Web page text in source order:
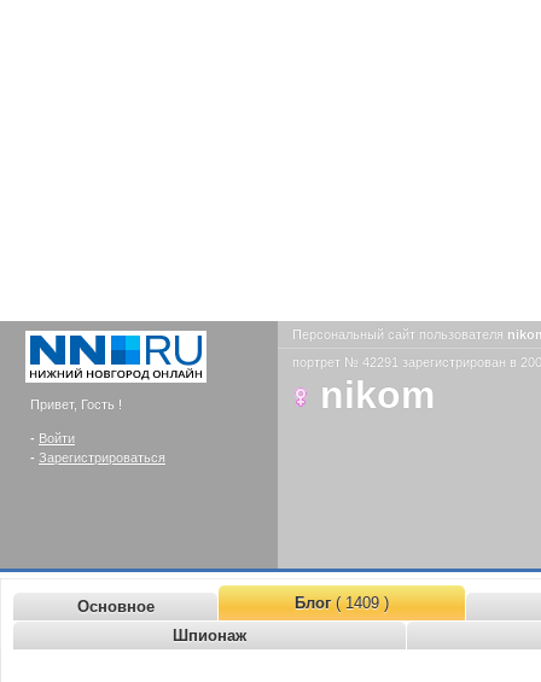
Привет, Гость !
- Войти
- Зарегистрироваться
Персональный сайт пользователя
портрет № 42291 зарегистрирован в
nikom
Основное Блог( 1409 )
Шпионаж